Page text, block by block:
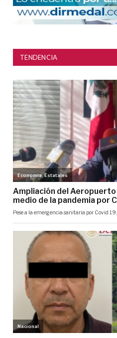
TENDENCIA